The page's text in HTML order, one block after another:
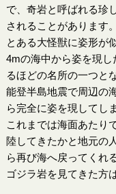
で、奇岩と呼ばれる珍
されることがあります。
とある大怪獣に姿形が
4mの海中から姿を現
るほどの名所の一つと
能登半島地震で周辺の
ら完全に姿を現してし
これまでは海面あたり
陸してきたかと地元の
ら再び海へ戻ってくれ
ゴジラ岩を見てきた方